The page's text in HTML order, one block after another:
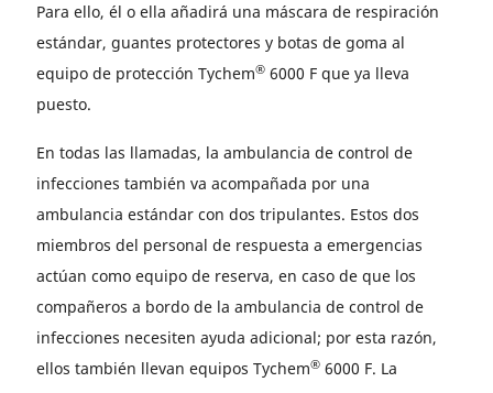
Para ello, él o ella añadirá una máscara de respiración
estándar, guantes protectores y botas de goma al
equipo de protección Tychem® 6000 F que ya lleva
puesto.
En todas las llamadas, la ambulancia de control de
infecciones también va acompañada por una
ambulancia estándar con dos tripulantes. Estos dos
miembros del personal de respuesta a emergencias
actúan como equipo de reserva, en caso de que los
compañeros a bordo de la ambulancia de control de
infecciones necesiten ayuda adicional; por esta razón,
ellos también llevan equipos Tychem® 6000 F. La